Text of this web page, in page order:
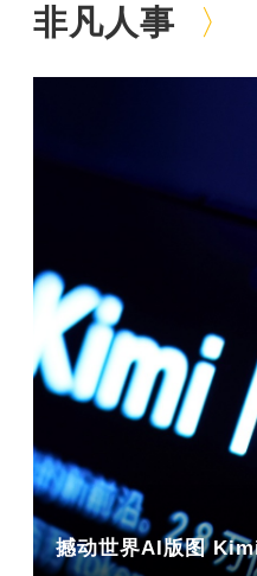
非凡人事
撼动世界AI版图